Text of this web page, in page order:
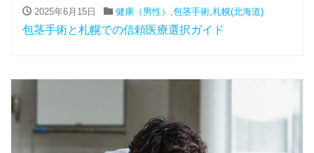
2025年6月15日 健康（男性） 包茎手術, 札幌(北海道)
包茎手術と札幌での信頼医療選択ガイド